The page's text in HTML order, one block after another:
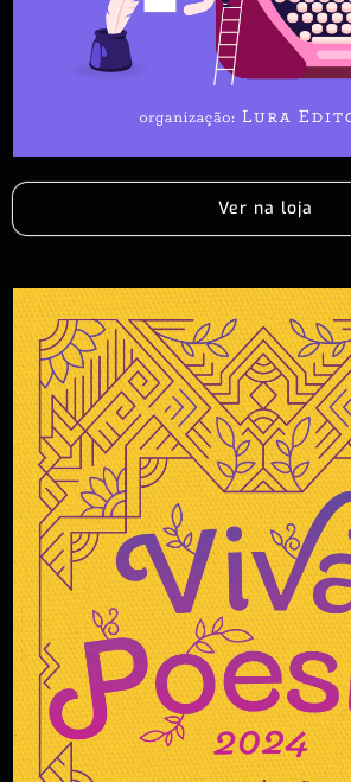
Ver na loja